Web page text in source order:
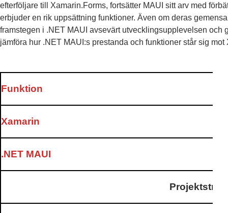
efterföljare till Xamarin.Forms, fortsätter MAUI sitt arv med
erbjuder en rik uppsättning funktioner. Även om deras
framstegen i .NET MAUI avsevärt utvecklingsupplevelsen och
jämföra hur .NET MAUI:s prestanda och funktioner står sig mot
Funktion
Xamarin
.NET MAUI